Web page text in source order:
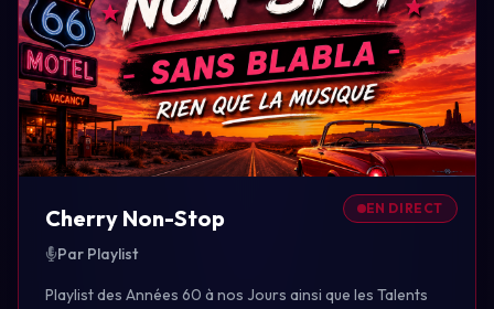
EN DIRECT
Cherry Non-Stop
Par Playlist
Playlist des Années 60 à nos Jours ainsi que les Talents